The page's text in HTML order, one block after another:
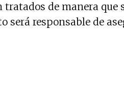
de manera
responsable de